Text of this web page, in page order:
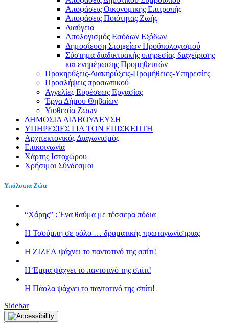
Αποφάσεις Οικονομικής Επιτροπής
Αποφάσεις Ποιότητας Ζωής
Διαύγεια
Απολογισμός Εσόδων Εξόδων
Δημοσίευση Στοιχείων Προϋπολογισμού
Σύστημα διαδικτυακής υπηρεσίας διαχείρισης
και ενημέρωσης Προμηθευτών
Προκηρύξεις-Διακηρύξεις-Προμήθειες-Υπηρεσίες
Προσλήψεις προσωπικού
Αγγελίες Ευρέσεως Εργασίας
Έργα Δήμου Θηβαίων
Υιοθεσία Ζώων
ΔΗΜΟΣΙΑ ΔΙΑΒΟΥΛΕΥΣΗ
ΥΠΗΡΕΣΙΕΣ ΓΙΑ ΤΟΝ ΕΠΙΣΚΕΠΤΗ
Αρχιτεκτονικός Διαγωνισμός
Επικοινωνία
Χάρτης Ιστοχώρου
Χρήσιμοι Σύνδεσμοι
Υπόλοιπα Ζώα
“Χάρης” : Ένα θαύμα με τέσσερα πόδια
H Τσούμπη σε ρόλο … δραματικής πρωταγωνίστριας
Η ΖΙΖΕΛ ψάχνει το παντοτινό της σπίτι!
H Έμμα ψάχνει το παντοτινό της σπίτι!
Η Πάολα ψάχνει το παντοτινό της σπίτι!
Sidebar